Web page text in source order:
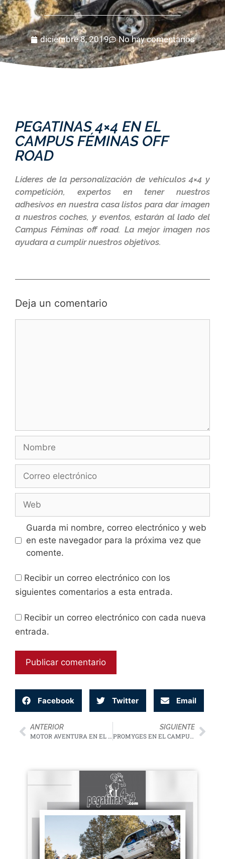
diciembre 8, 2019 No hay comentarios
PEGATINAS 4×4 EN EL
CAMPUS FÉMINAS OFF
ROAD
Líderes de la personalización de vehículos 4×4 y
competición, expertos en tener nuestros
adhesivos en nuestra casa listos para dar imagen
a nuestros coches, y eventos, estarán al lado del
Campus Féminas off road. La mejor imagen nos
ayudara a cumplir nuestros objetivos.
Deja un comentario
Guarda mi nombre, correo electrónico y web
en este navegador para la próxima vez que
comente.
Recibir un correo electrónico con los
siguientes comentarios a esta entrada.
Recibir un correo electrónico con cada nueva
entrada.
Facebook Twitter Email
ANTERIOR
MOTOR AVENTURA EN EL CAMPUS FÉMINAS OFF ROAD
SIGUIENTE
PROMYGES EN EL CAMPUS FÉMINAS OFF ROAD